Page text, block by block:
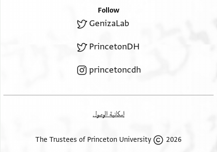
Follow
GenizaLab
PrincetonDH
princetoncdh
إمكانية الوصول
2026 The Trustees of Princeton University